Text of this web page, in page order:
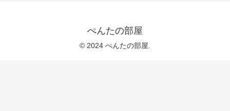
ぺんたの部屋
© 2024 ぺんたの部屋.